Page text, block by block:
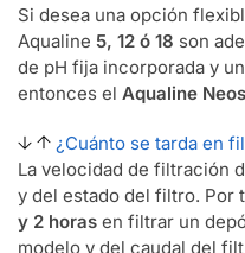
Si desea una opción
Aqualine 5, 12 ó 18 son
de pH fija incorporada y
entonces el Aqualine Neos
¿Cuánto se tarda en
La velocidad de filtración
y del estado del filtro. Por
y 2 horas en filtrar un
modelo y del caudal del